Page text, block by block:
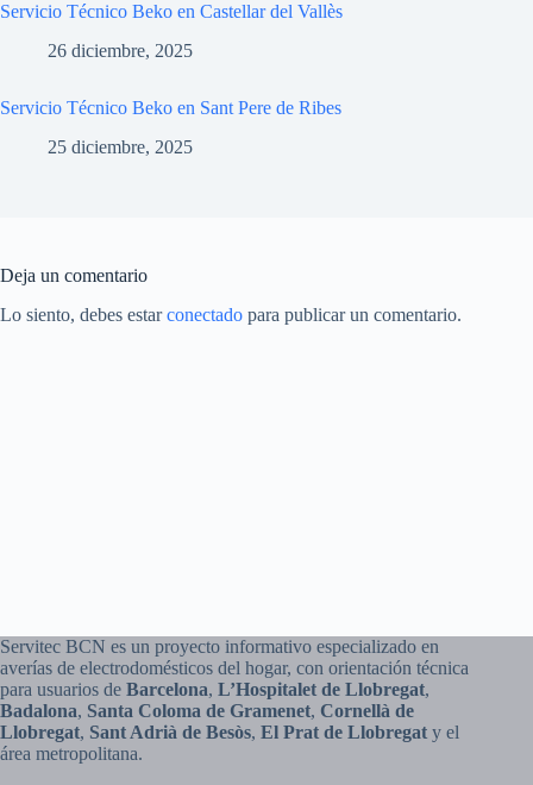
Servicio Técnico Beko en Castellar del Vallès
26 diciembre, 2025
Servicio Técnico Beko en Sant Pere de Ribes
25 diciembre, 2025
Deja un comentario
Lo siento, debes estarconectado para publicar un comentario.
Servitec BCN es un proyecto informativo especializado en
averías de electrodomésticos del hogar, con orientación técnica
para usuarios de Barcelona, L’Hospitalet de Llobregat,
Badalona, Santa Coloma de Gramenet, Cornellà de
Llobregat, Sant Adrià de Besòs, El Prat de Llobregat y el
área metropolitana.